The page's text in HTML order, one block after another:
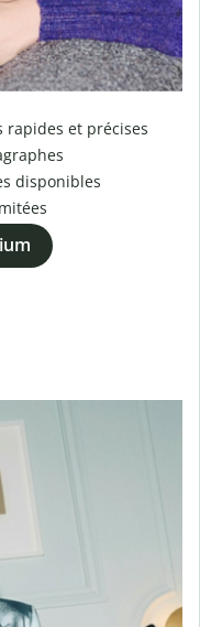
rapides et précises
disponibles